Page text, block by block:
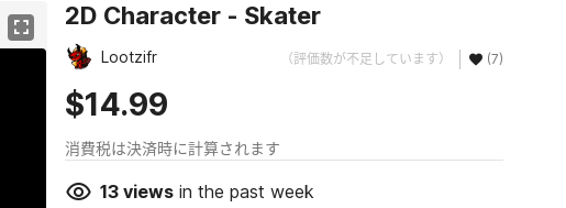
2D Character - Skater
Lootzifr （評価数が不足しています） (7)
$14.99
消費税は決済時に計算されます
13viewsin the past week